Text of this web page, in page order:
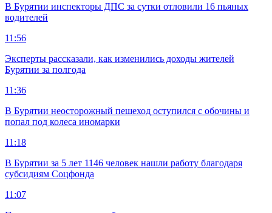
В Бурятии инспекторы ДПС за сутки отловили 16 пьяных
водителей
11:56
Эксперты рассказали, как изменились доходы жителей
Бурятии за полгода
11:36
В Бурятии неосторожный пешеход оступился с обочины и
попал под колеса иномарки
11:18
В Бурятии за 5 лет 1146 человек нашли работу благодаря
субсидиям Соцфонда
11:07